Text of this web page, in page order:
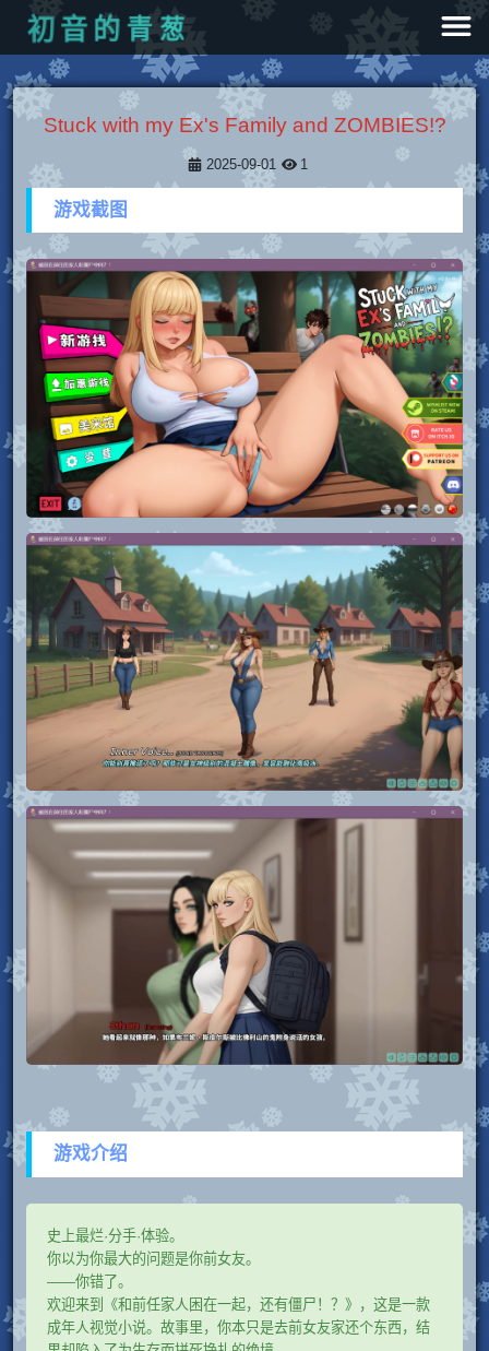
初 音 的 青葱
Stuck with my Ex's Family and ZOMBIES!?
2025-09-01 1
游戏截图
游戏介绍
史上最烂·分手·体验。
你以为你最大的问题是你前女友。
——你错了。
欢迎来到《和前任家人困在一起，还有僵尸！？》，这是一款
成年人视觉小说。故事里，你本只是去前女友家还个东西，结